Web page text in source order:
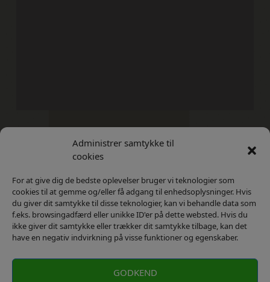
Administrer samtykke til
cookies
For at give dig de bedste oplevelser bruger vi teknologier som
cookies til at gemme og/eller få adgang til enhedsoplysninger. Hvis
du giver dit samtykke til disse teknologier, kan vi behandle data som
f.eks. browsingadfærd eller unikke ID'er på dette websted. Hvis du
ikke giver dit samtykke eller trækker dit samtykke tilbage, kan det
have en negativ indvirkning på visse funktioner og egenskaber.
GODKEND
Kontakt